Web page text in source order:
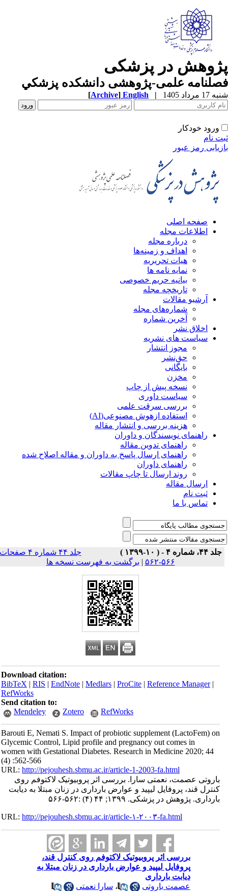
در پزشکی
علمی-پژوهشی دانشکده پزشکي
مرداد 1405 |
English
[Archive]
ورود خودکار
نام
رمز عبور
صفحه اصلی
اطلاعات مجله
درباره مجله
اهداف و زمینه‌ها
هیات تحریریه
نمایه نامه ها
بیانیه حریم خصوصی
تاریخچه مجله
آرشیو مقالات
شماره‌های مجله
آخرین شماره
اخلاق نشر
سیاست های نشریه
مجوز انتشار
حق‌نشر
بایگانی
مخزن
نسخه پیش از چاپ
سیاست داوری
بررسی سرقت علمی
استفاده ازهوش مصنوعی(AI)
هزینه بررسی و انتشار مقاله
راهنمای نویسندگان و داوران
راهنمای تدوین مقاله
راهنمای ارسال پاسخ به داوران و مقاله اصلاح شده
راهنمای داوران
روند ارسال تا چاپ مقالات
ارسال مقاله
ثبت نام
تماس با ما
جلد ۴۴، شماره ۴ - ( ۱۰-۱۳۹۹ )
جلد ۴۴ شماره ۴ صفحات
۵۶۶-۵۶۲
|برگشت به فهرست نسخه ها
Download citation:
BibTeX|RIS|EndNote|Medlars|ProCite|Reference Manager
RefWorks
Send citation to:
Mendeley
Zotero RefWorks
Barouti E, Nemati S. Impact of probiotic supplement (LactoFem) on
Glycemic Control, Lipid profile and pregnancy out comes in
women with Gestational Diabetes. Research in Medicine 2020; 44
(4) :562-566
URL:http://pejouhesh.sbmu.ac.ir/article-1-2003-fa.html
باروتی عصمت، نعمتی سارا. بررسی اثر پروبیوتیک لاکتوفم روی
کنترل قند، پروفایل لیپید و عوارض بارداری در زنان مبتلا به دیابت
بارداری. پژوهش در پزشکی. ۱۳۹۹; ۴۴ (۴) :۵۶۲-۵۶۶
URL:http://pejouhesh.sbmu.ac.ir/article-۱-۲۰۰۳-fa.html
بررسی اثر پروبیوتیک لاکتوفم روی کنترل قند،
پروفایل لیپید و عوارض بارداری در زنان مبتلا به
دیابت بارداری
عصمت باروتی
،سارا نعمتی